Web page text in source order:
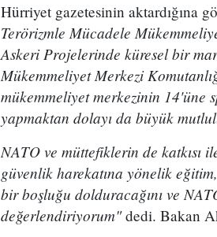
Hürriyet gazetesinin aktardığına
Terörizmle Mücadele
Askeri Projelerinde küresel bir
Mükemmeliyet Merkezi
mükemmeliyet merkezinin 14'üne
yapmaktan dolayı da büyük
NATO ve müttefiklerin de katkısı
güvenlik harekatına yönelik
bir boşluğu dolduracağını ve
değerlendiriyorum"dedi. Bakan